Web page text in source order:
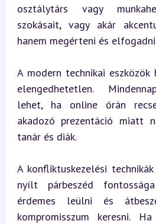
osztálytárs vagy
szokásait, vagy akár
hanem megérteni és
A modern technikai
elengedhetetlen.
lehet, ha online órán
akadozó prezentáció miatt
tanár és diák.
A konfliktuskezelési
nyílt párbeszéd
érdemes leülni és
kompromisszum keresni.